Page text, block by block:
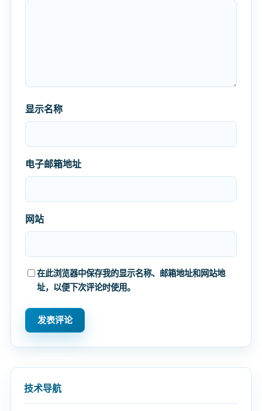
显示名称
电子邮箱地址
网站
在此浏览器中保存我的显示名称、邮箱地址和网站地
址，以便下次评论时使用。
技术导航